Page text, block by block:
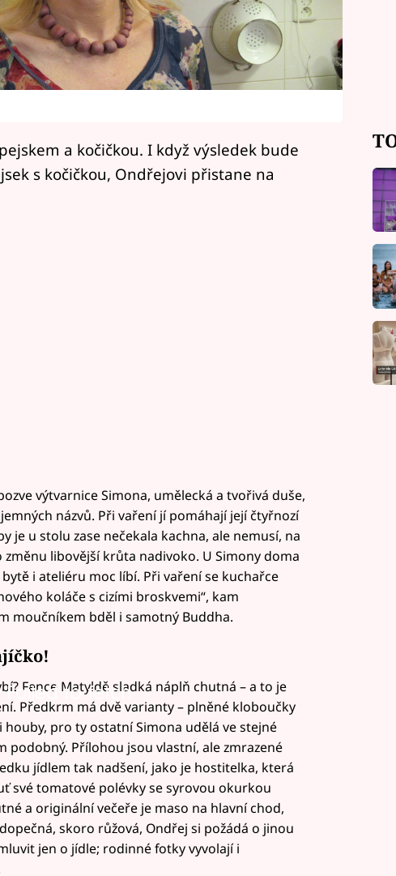
a kočičkou. I když výsledek bude
s kočičkou, Ondřejovi přistane na
výtvarnice Simona, umělecká a tvořivá duše,
názvů. Při vaření jí pomáhají její čtyřnozí
je u stolu zase nečekala kachna, ale nemusí, na
libovější krůta nadivoko. U Simony doma
i ateliéru moc líbí. Při vaření se kuchařce
koláče s cizími broskvemi“, kam
moučníkem bděl i samotný Buddha.
Failed to fetch
Fence Matyldě sladká náplň chutná – a to je
Předkrm má dvě varianty – plněné kloboučky
pro ty ostatní Simona udělá ve stejné
podobný. Přílohou jsou vlastní, ale zmrazené
jídlem tak nadšení, jako je hostitelka, která
své tomatové polévky se syrovou okurkou
a originální večeře je maso na hlavní chod,
skoro růžová, Ondřej si požádá o jinou
jen o jídle; rodinné fotky vyvolají i